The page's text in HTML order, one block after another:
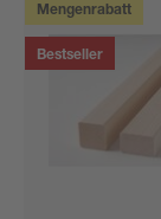
Mengenrabatt
Bestseller